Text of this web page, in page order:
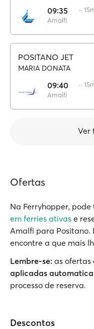
09:35
Amalfi
··
POSITANO JET
MARIA DONATA
09:40
Amalfi
··
Ver
Ofertas
Na Ferryhopper,
em ferries ativas e
Amalfi para Positano.
encontre a que mais
Lembre-se: as ofertas
aplicadas
processo de reserva.
Descontos